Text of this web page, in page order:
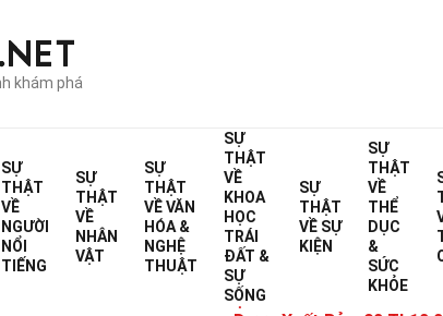
khám phá
SỰ
THẬT
VỀ
NGƯỜI
NỔI
TIẾNG
SỰ
THẬT
VỀ
NHÂN
VẬT
SỰ
THẬT
VỀVĂN
HÓA &
NGHỆ
THUẬT
SỰ
THẬT
VỀ
KHOA
HỌC
TRÁI
ĐẤT &
SỰ
SỐNG
SỰ
THẬT
VỀ SỰ
KIỆN
SỰ
THẬT
VỀ
THỂ
DỤC
&
SỨC
KHỎE
Home
37
Được Viết Bởi: